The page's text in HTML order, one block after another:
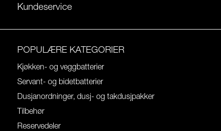
Kundeservice
POPULÆRE KATEGORIER
Kjøkken- og veggbatterier
Servant- og bidetbatterier
Dusjanordninger, dusj- og takdusjpakker
Tilbehør
Reservedeler